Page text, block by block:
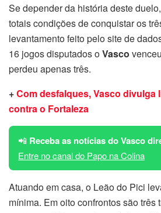
Se depender da história deste
totais condições de conquistar os
levantamento feito pelo site de
16 jogos disputados oVasco
perdeu apenas três.
+Com desfalques, Vasco divulga
contra o Fortaleza
📲 Receba as notícias do Vasco
Entre no canal do Papo na Colina
Atuando em casa, o Leão do Pici
mínima. Em oito confrontos são três